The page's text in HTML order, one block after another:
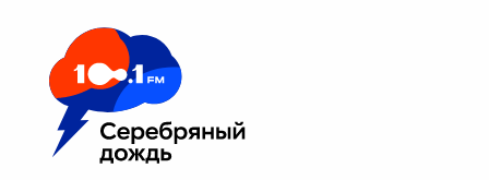
Москва 100.1 FM